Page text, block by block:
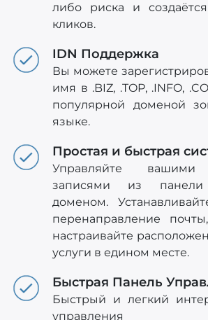
либо риска и
кликов.
IDN Поддержка
Вы можете
имя в .BIZ, .TOP, .INFO,
популярной доменой
языке.
Простая и быстрая
Управляйте вашими
записями из панели
доменом.
перенаправление
настраивайте
услуги в едином месте.
Быстрая Панель
Быстрый и легкий
управления